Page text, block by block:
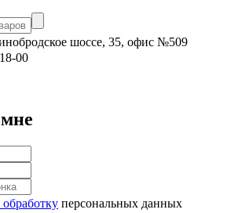
шоссе, 35, офис №509
00
обработку персональных данных